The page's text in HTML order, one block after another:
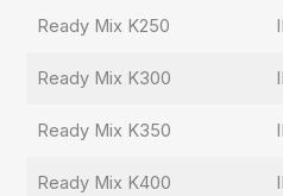
Ready Mix K250
Ready Mix K300
Ready Mix K350
Ready Mix K400